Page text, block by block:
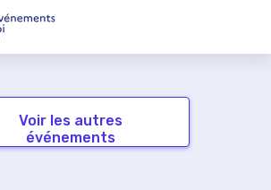
Voir les autres
événements